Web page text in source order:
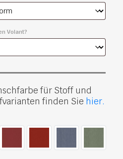
Volant?
für Stoff und
finden Sie hier.